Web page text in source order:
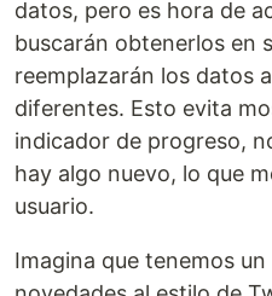
datos, pero es hora de
buscarán obtenerlos en
reemplazarán los datos
diferentes. Esto evita
indicador de progreso,
hay algo nuevo, lo que
usuario.
Imagina que tenemos